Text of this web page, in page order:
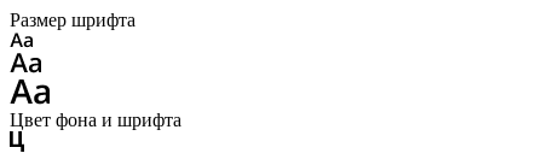
Размер шрифта
Цвет фона и шрифта